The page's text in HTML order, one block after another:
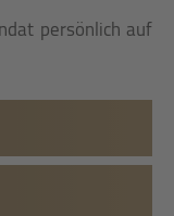
persönlich auf